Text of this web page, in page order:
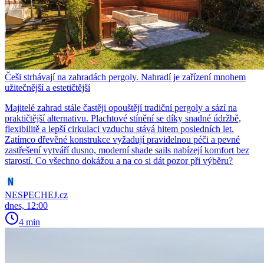
Češi strhávají na zahradách pergoly. Nahradí je zařízení mnohem
užitečnější a estetičtější
Majitelé zahrad stále častěji opouštějí tradiční pergoly a sází na
praktičtější alternativu. Plachtové stínění se díky snadné údržbě,
flexibilitě a lepší cirkulaci vzduchu stává hitem posledních let.
Zatímco dřevěné konstrukce vyžadují pravidelnou péči a pevné
zastřešení vytváří dusno, moderní shade sails nabízejí komfort bez
starostí. Co všechno dokážou a na co si dát pozor při výběru?
NESPECHEJ.cz
dnes, 12:00
4 min